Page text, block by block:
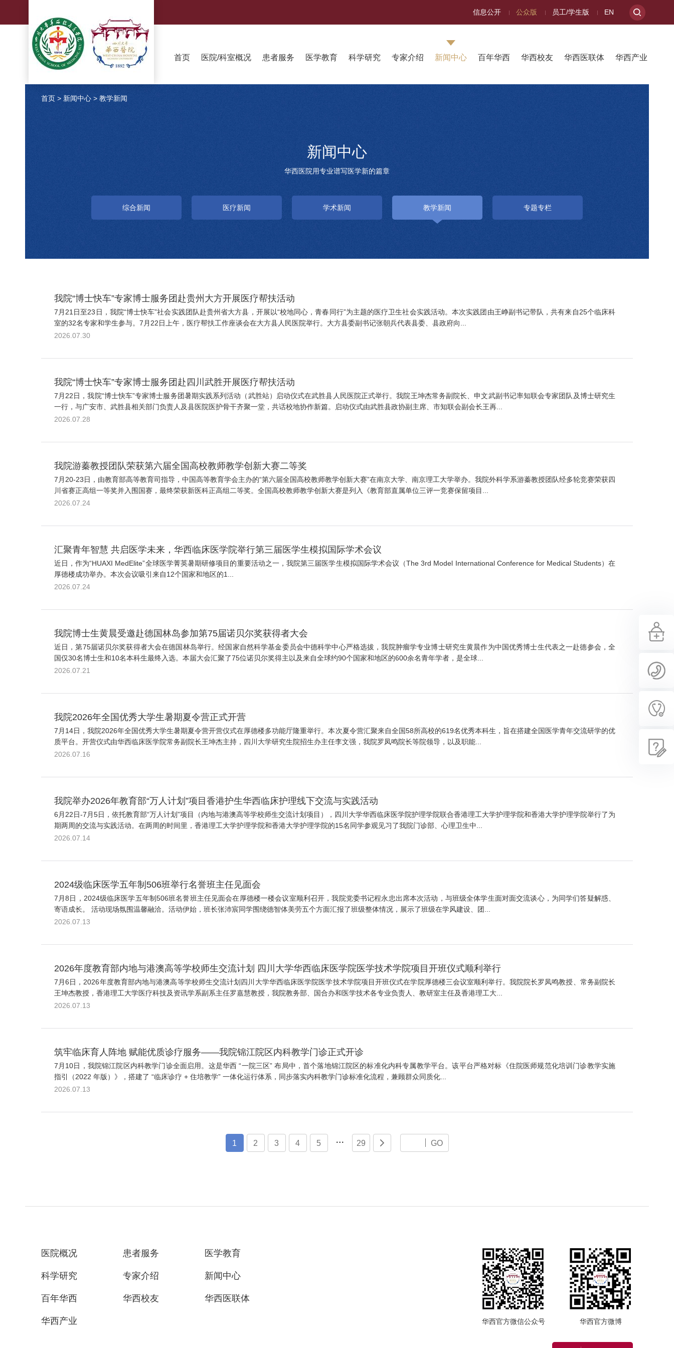
信息公开 公众版 员工/学生版 EN
首页 医院/科室概况 患者服务 医学教育 科学研究 专家介绍 新闻中心 百年华西 华西校友 华西医联体 华西产业
首页 > 新闻中心 > 教学新闻
新闻中心
华西医院用专业谱写医学新的篇章
综合新闻 医疗新闻 学术新闻 教学新闻 专题专栏
我院“博士快车”专家博士服务团赴贵州大方开展医疗帮扶活动
7月21日至23日，我院“博士快车”社会实践团队赴贵州省大方县，开展以“校地同心，青春同行”为主题的医疗卫生社会实践活动。本次实践团由王峥副书记带队，共有来自25个临床科
室的32名专家和学生参与。7月22日上午，医疗帮扶工作座谈会在大方县人民医院举行。大方县委副书记张朝兵代表县委、县政府向...
2026.07.30
我院“博士快车”专家博士服务团赴四川武胜开展医疗帮扶活动
7月22日，我院“博士快车”专家博士服务团暑期实践系列活动（武胜站）启动仪式在武胜县人民医院正式举行。我院王坤杰常务副院长、申文武副书记率知联会专家团队及博士研究生
一行，与广安市、武胜县相关部门负责人及县医院医护骨干齐聚一堂，共话校地协作新篇。启动仪式由武胜县政协副主席、市知联会副会长王再...
2026.07.28
我院游蓁教授团队荣获第六届全国高校教师教学创新大赛二等奖
7月20-23日，由教育部高等教育司指导，中国高等教育学会主办的“第六届全国高校教师教学创新大赛”在南京大学、南京理工大学举办。我院外科学系游蓁教授团队经多轮竞赛荣获四
川省赛正高组一等奖并入围国赛，最终荣获新医科正高组二等奖。全国高校教师教学创新大赛是列入《教育部直属单位三评一竞赛保留项目...
2026.07.24
汇聚青年智慧 共启医学未来，华西临床医学院举行第三届医学生模拟国际学术会议
近日，作为“HUAXI MedElite”全球医学菁英暑期研修项目的重要活动之一，我院第三届医学生模拟国际学术会议（The 3rd Model International Conference for Medical Students）在
厚德楼成功举办。本次会议吸引来自12个国家和地区的1...
2026.07.24
我院博士生黄晨受邀赴德国林岛参加第75届诺贝尔奖获得者大会
近日，第75届诺贝尔奖获得者大会在德国林岛举行。经国家自然科学基金委员会中德科学中心严格选拔，我院肿瘤学专业博士研究生黄晨作为中国优秀博士生代表之一赴德参会，全
国仅30名博士生和10名本科生最终入选。本届大会汇聚了75位诺贝尔奖得主以及来自全球约90个国家和地区的600余名青年学者，是全球...
2026.07.21
我院2026年全国优秀大学生暑期夏令营正式开营
7月14日，我院2026年全国优秀大学生暑期夏令营开营仪式在厚德楼多功能厅隆重举行。本次夏令营汇聚来自全国58所高校的619名优秀本科生，旨在搭建全国医学青年交流研学的优
质平台。开营仪式由华西临床医学院常务副院长王坤杰主持，四川大学研究生院招生办主任李文强，我院罗凤鸣院长等院领导，以及职能...
2026.07.16
我院举办2026年教育部“万人计划”项目香港护生华西临床护理线下交流与实践活动
6月22日-7月5日，依托教育部“万人计划”项目（内地与港澳高等学校师生交流计划项目），四川大学华西临床医学院护理学院联合香港理工大学护理学院和香港大学护理学院举行了为
期两周的交流与实践活动。在两周的时间里，香港理工大学护理学院和香港大学护理学院的15名同学参观见习了我院门诊部、心理卫生中...
2026.07.14
2024级临床医学五年制506班举行名誉班主任见面会
7月8日，2024级临床医学五年制506班名誉班主任见面会在厚德楼一楼会议室顺利召开，我院党委书记程永忠出席本次活动，与班级全体学生面对面交流谈心，为同学们答疑解惑、
寄语成长。 活动现场氛围温馨融洽。活动伊始，班长张沛宸同学围绕德智体美劳五个方面汇报了班级整体情况，展示了班级在学风建设、团...
2026.07.13
2026年度教育部内地与港澳高等学校师生交流计划 四川大学华西临床医学院医学技术学院项目开班仪式顺利举行
7月6日，2026年度教育部内地与港澳高等学校师生交流计划四川大学华西临床医学院医学技术学院项目开班仪式在学院厚德楼三会议室顺利举行。我院院长罗凤鸣教授、常务副院长
王坤杰教授，香港理工大学医疗科技及资讯学系副系主任罗嘉慧教授，我院教务部、国合办和医学技术各专业负责人、教研室主任及香港理工大...
2026.07.13
筑牢临床育人阵地 赋能优质诊疗服务——我院锦江院区内科教学门诊正式开诊
7月10日，我院锦江院区内科教学门诊全面启用。这是华西 “一院三区” 布局中，首个落地锦江院区的标准化内科专属教学平台。该平台严格对标《住院医师规范化培训门诊教学实施
指引（2022 年版）》，搭建了 “临床诊疗 + 住培教学” 一体化运行体系，同步落实内科教学门诊标准化流程，兼顾群众同质化...
2026.07.13
1 2 3 4 5  29  GO
医院概况 患者服务 医学教育
科学研究 专家介绍 新闻中心
百年华西 华西校友 华西医联体
华西产业 华西官方微信公众号 华西官方微博